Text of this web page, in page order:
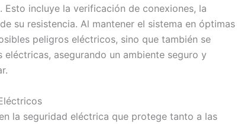
incluye la verificación de conexiones, la
su resistencia. Al mantener el sistema en óptimas
peligros eléctricos, sino que también se
asegurando un ambiente seguro y
la seguridad eléctrica que protege tanto a las